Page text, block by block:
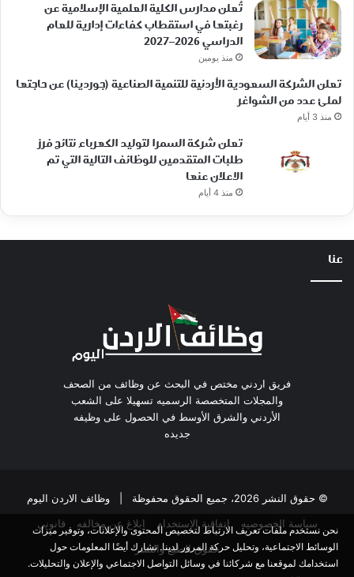
تُعلن مدارس الكلية العلمية الإسلامية عن
رغبتها في استقطاب كفاءات إدارية للعام
الدراسي 2026–2027
منذ يومين
تعلن الشركة السعودية الأردنية للتنمية الصناعية (جوردينا) عن حاجتها
لملئ عدد من الشواغر
منذ 3 أيام
تعلن شركة السمرا لتوليد الكهرباء نتائج فرز
طلبات المتقدمين للوظائف التالية التي تم
الاعلان عنها
منذ 4 أيام
عنا
فريق اردني مختص في البحث عن وظائف من الصحف
والمجلات المتخصصة الرسميه تسهيلا على الشعب
الأردني والشرق الأوسط في الحصول على وظيفه
جديده
© حقوق النشر 2026، جميع الحقوق محفوظة |
وظائف الاردن اليوم
سياسة الخصوصيه
اتفاقية الاستخدام ابلاغ عن مخالفه
قانوني
حقوق الطبع والنشر
نحن نستخدم ملفات تعريف الارتباط لتخصيص المحتوى والإعلانات، وتوفير ميزات
الوسائط الاجتماعية، وتحليل حركة المرور لدينا. نشارك أيضًا المعلومات حول
استخدامك لموقعنا مع شركائنا في وسائل التواصل الاجتماعي والإعلان والتحليلات.